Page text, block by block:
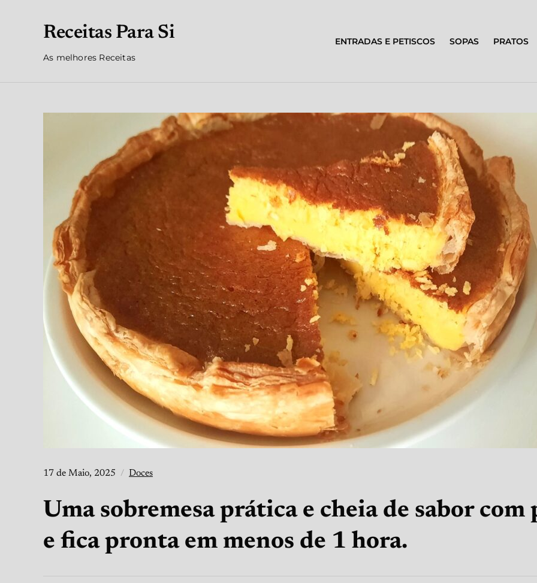
Receitas Para Si
As melhores Receitas
ENTRADAS E PETISCOS SOPAS PRATOS
17 de Maio, 2025 Doces
Uma sobremesa prática e cheia de sabor
e fica pronta em menos de 1 hora.